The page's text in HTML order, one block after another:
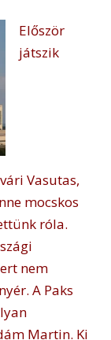
Először
játszik
Vasutas,
mocskos
róla.
nem
A Paks
Martin. Ki